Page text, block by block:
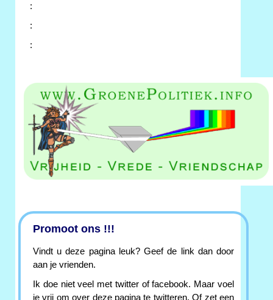
:
:
:
Promoot ons !!!
Vindt u deze pagina leuk? Geef de link dan door
aan je vrienden.
Ik doe niet veel met twitter of facebook. Maar voel
je vrij om over deze pagina te twitteren. Of zet een